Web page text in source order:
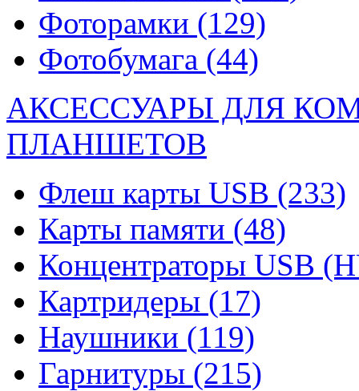
Фоторамки (129)
Фотобумага (44)
АКСЕССУАРЫ ДЛЯ
ПЛАНШЕТОВ
Флеш карты USB (233)
Карты памяти (48)
Концентраторы USB
Картридеры (17)
Наушники (119)
Гарнитуры (215)